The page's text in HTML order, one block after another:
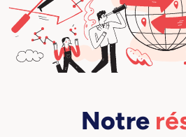
Notre
Les organes
Notre